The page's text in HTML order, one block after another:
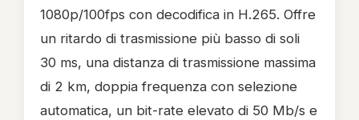
1080p/100fps con decodifica in H.265. Offre
un ritardo di trasmissione più basso di soli
30 ms, una distanza di trasmissione massima
di 2 km, doppia frequenza con selezione
automatica, un bit-rate elevato di 50 Mb/s e